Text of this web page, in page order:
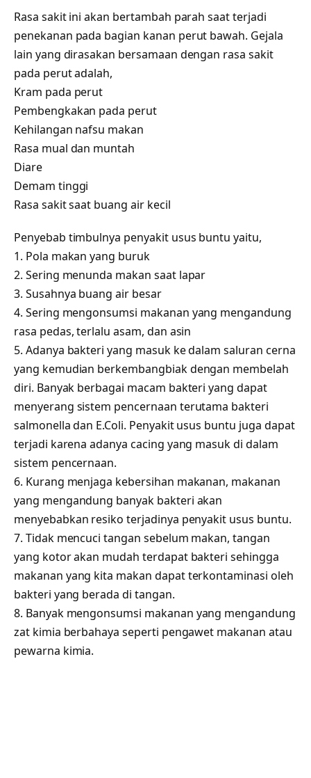
Rasa sakit ini akan bertambah parah saat terjadi
penekanan pada bagian kanan perut bawah. Gejala
lain yang dirasakan bersamaan dengan rasa sakit
pada perut adalah,
Kram pada perut
Pembengkakan pada perut
Kehilangan nafsu makan
Rasa mual dan muntah
Diare
Demam tinggi
Rasa sakit saat buang air kecil
Penyebab timbulnya penyakit usus buntu yaitu,
1. Pola makan yang buruk
2. Sering menunda makan saat lapar
3. Susahnya buang air besar
4. Sering mengonsumsi makanan yang mengandung
rasa pedas, terlalu asam, dan asin
5. Adanya bakteri yang masuk ke dalam saluran cerna
yang kemudian berkembangbiak dengan membelah
diri. Banyak berbagai macam bakteri yang dapat
menyerang sistem pencernaan terutama bakteri
salmonella dan E.Coli. Penyakit usus buntu juga dapat
terjadi karena adanya cacing yang masuk di dalam
sistem pencernaan.
6. Kurang menjaga kebersihan makanan, makanan
yang mengandung banyak bakteri akan
menyebabkan resiko terjadinya penyakit usus buntu.
7. Tidak mencuci tangan sebelum makan, tangan
yang kotor akan mudah terdapat bakteri sehingga
makanan yang kita makan dapat terkontaminasi oleh
bakteri yang berada di tangan.
8. Banyak mengonsumsi makanan yang mengandung
zat kimia berbahaya seperti pengawet makanan atau
pewarna kimia.